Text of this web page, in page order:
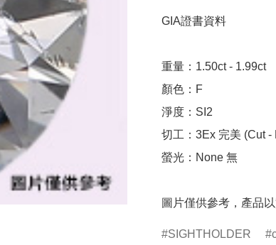
GIA證書資料
重量：1.50ct - 1.99ct
顏色：F
淨度：SI2
切工：3Ex 完美 (Cut
螢光：None 無
圖片僅供參考，產品以
SIGHTHOLDER